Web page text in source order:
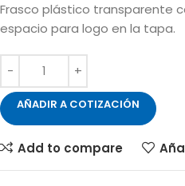
Frasco plástico transparente
espacio para logo en la tapa.
AÑADIR A COTIZACIÓN
Add to compare